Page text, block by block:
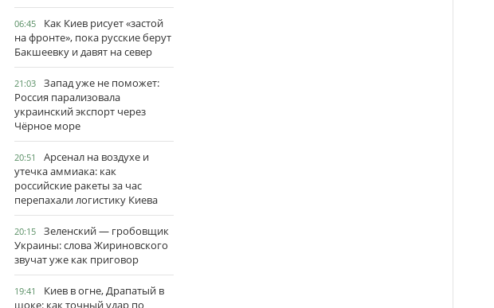
06:45
Как Киев рисует «застой
на фронте», пока русские берут
Бакшеевку и давят на север
21:03
Запад уже не поможет:
Россия парализовала
украинский экспорт через
Чёрное море
20:51
Арсенал на воздухе и
утечка аммиака: как
российские ракеты за час
перепахали логистику Киева
20:15
Зеленский — гробовщик
Украины: слова Жириновского
звучат уже как приговор
19:41
Киев в огне, Драпатый в
шоке: как точный удар по